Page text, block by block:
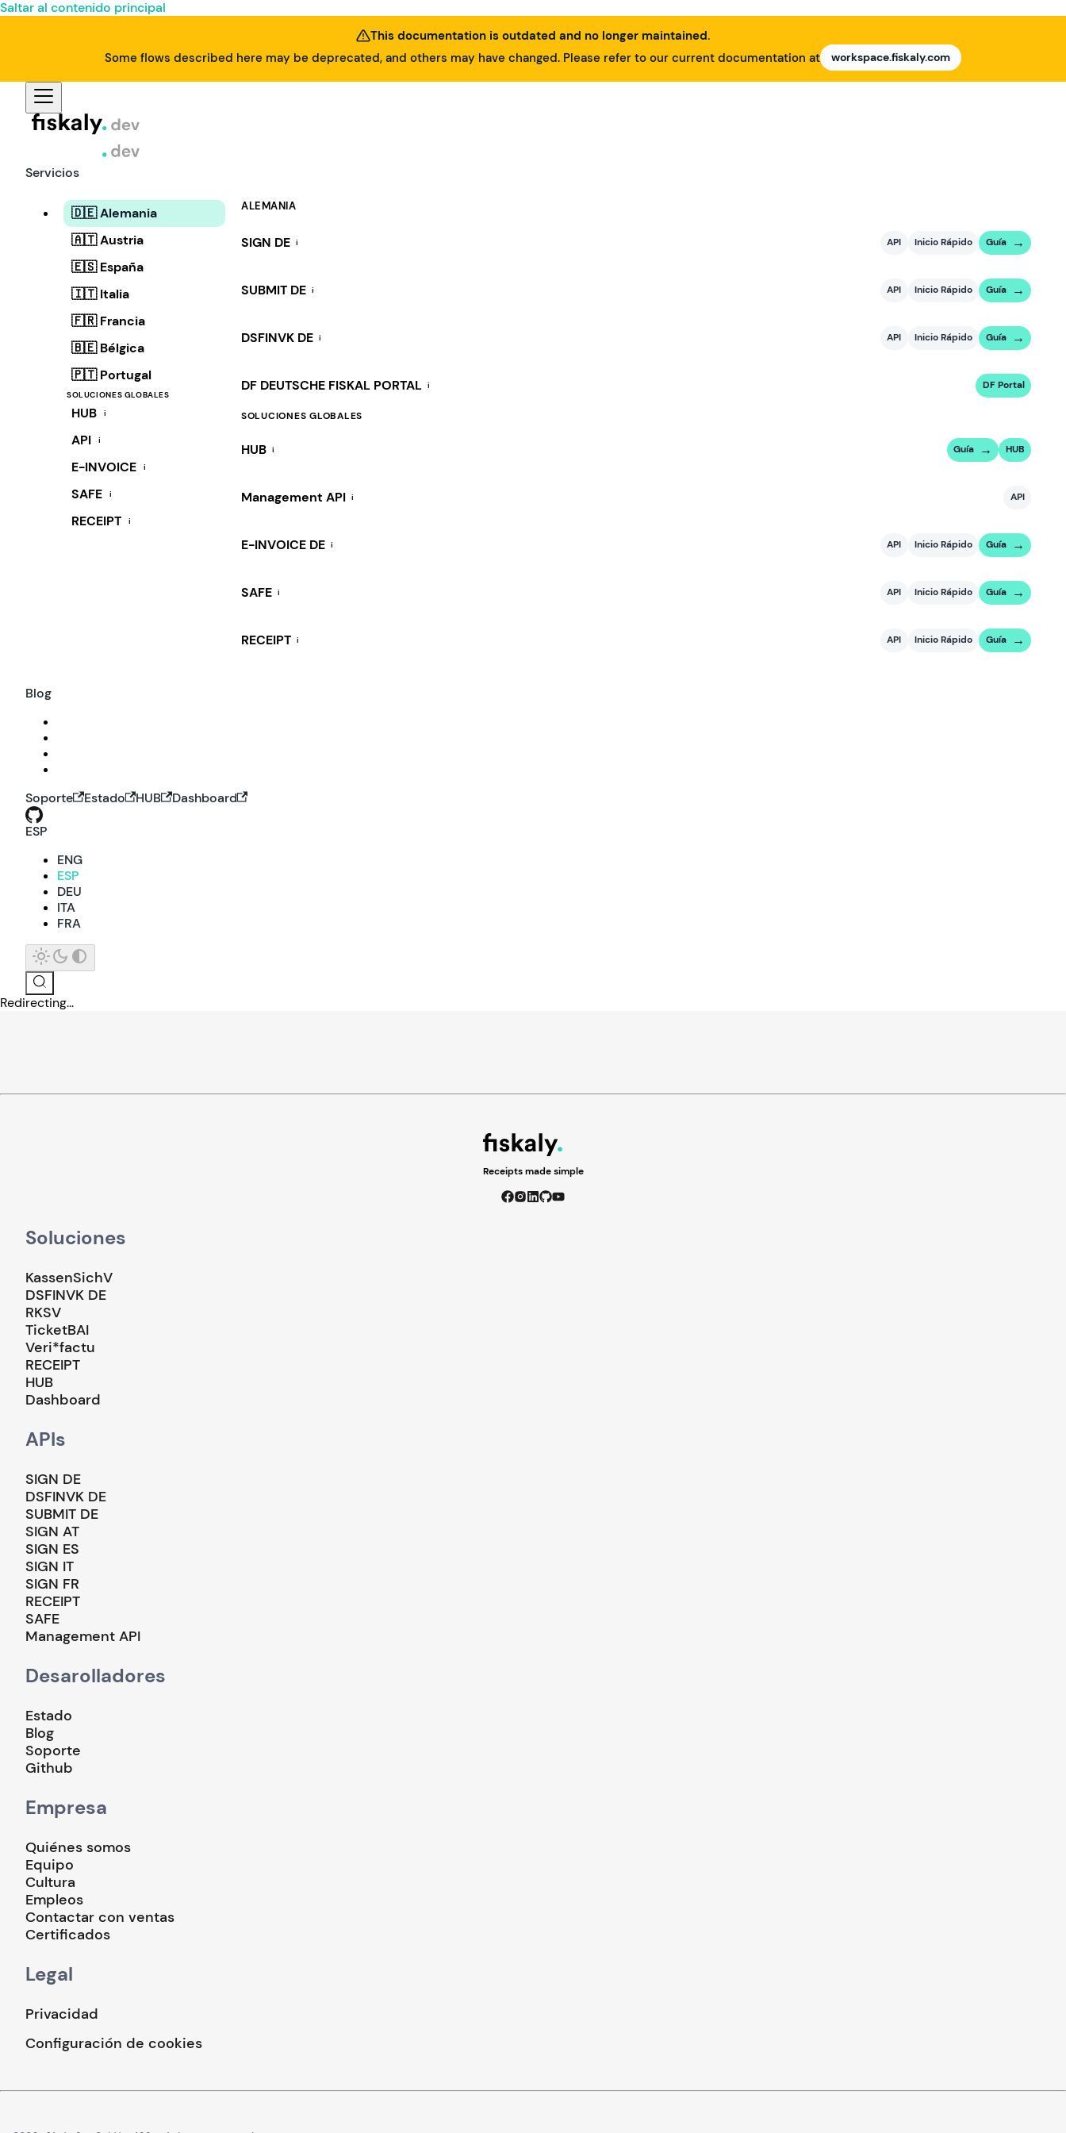
Saltar al contenido principal
This documentation is outdated and no longer maintained.
Some flows described here may be deprecated, and others may have changed. Please refer to our current documentation at
workspace.fiskaly.com
Servicios
🇩🇪 Alemania
🇦🇹 Austria
🇪🇸 España
🇮🇹 Italia
🇫🇷 Francia
🇧🇪 Bélgica
🇵🇹 Portugal
SOLUCIONES GLOBALES
HUB i
API i
E-INVOICE i
SAFE i
RECEIPT i
ALEMANIA
SIGN DE i API Inicio Rápido Guía
SUBMIT DE i API Inicio Rápido Guía
DSFINVK DE i API Inicio Rápido Guía
DF DEUTSCHE FISKAL PORTAL i DF Portal
SOLUCIONES GLOBALES
HUB i Guía HUB
Management API i API
E-INVOICE DE i API Inicio Rápido Guía
SAFE i API Inicio Rápido Guía
RECEIPT i API Inicio Rápido Guía
Blog
Soporte Estado HUB
Dashboard
ESP
ENG
ESP
DEU
ITA
FRA
Redirecting...
Receipts made simple
Soluciones
KassenSichV
DSFINVK DE
RKSV
TicketBAI
Veri*factu
RECEIPT
HUB
Dashboard
APIs
SIGN DE
DSFINVK DE
SUBMIT DE
SIGN AT
SIGN ES
SIGN IT
SIGN FR
RECEIPT
SAFE
Management API
Desarolladores
Estado
Blog
Soporte
Github
Empresa
Quiénes somos
Equipo
Cultura
Empleos
Contactar con ventas
Certificados
Legal
Privacidad
Configuración de cookies